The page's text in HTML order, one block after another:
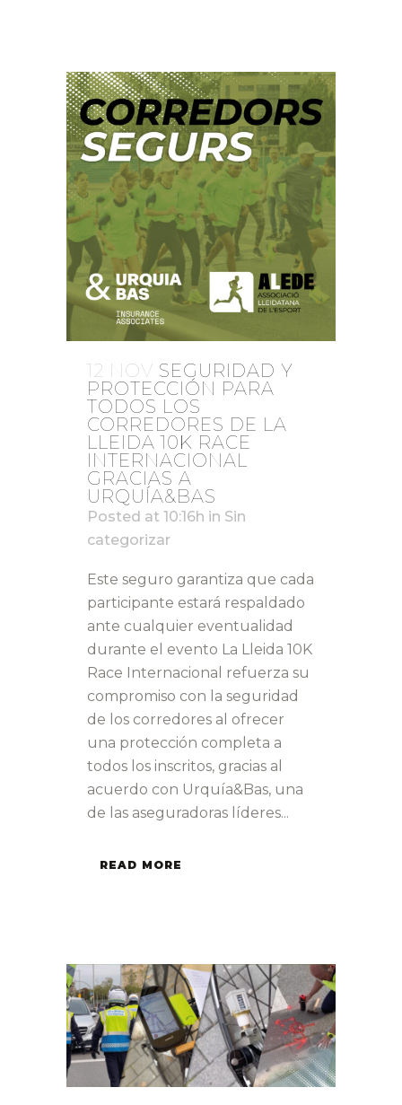
12 NOV SEGURIDAD Y
PROTECCIÓN PARA
TODOS LOS
CORREDORES DE LA
LLEIDA 10K RACE
INTERNACIONAL
GRACIAS A
URQUÍA&BAS
Posted at 10:16h in Sin
categorizar
Este seguro garantiza que cada
participante estará respaldado
ante cualquier eventualidad
durante el evento La Lleida 10K
Race Internacional refuerza su
compromiso con la seguridad
de los corredores al ofrecer
una protección completa a
todos los inscritos, gracias al
acuerdo con Urquía&Bas, una
de las aseguradoras líderes...
READ MORE